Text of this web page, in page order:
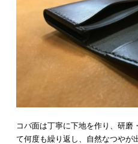
コバ面は丁寧に下地を作り、研磨
て何度も繰り返し、自然なつやが